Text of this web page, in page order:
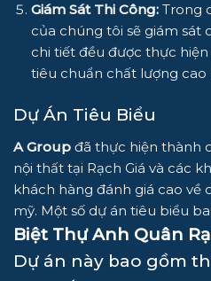
Giám Sát Thi Công:Trong
của chúng tôi sẽ giám sát
chi tiết đều được thực
tiêu chuẩn chất lượng cao
Dự Án Tiêu Biểu
A Group đã thực hiện thành
nội thất tại Rạch Giá và các
khách hàng đánh giá cao về
mỹ. Một số dự án tiêu biểu
Biệt Thự Anh Quân
Dự án này bao gồm